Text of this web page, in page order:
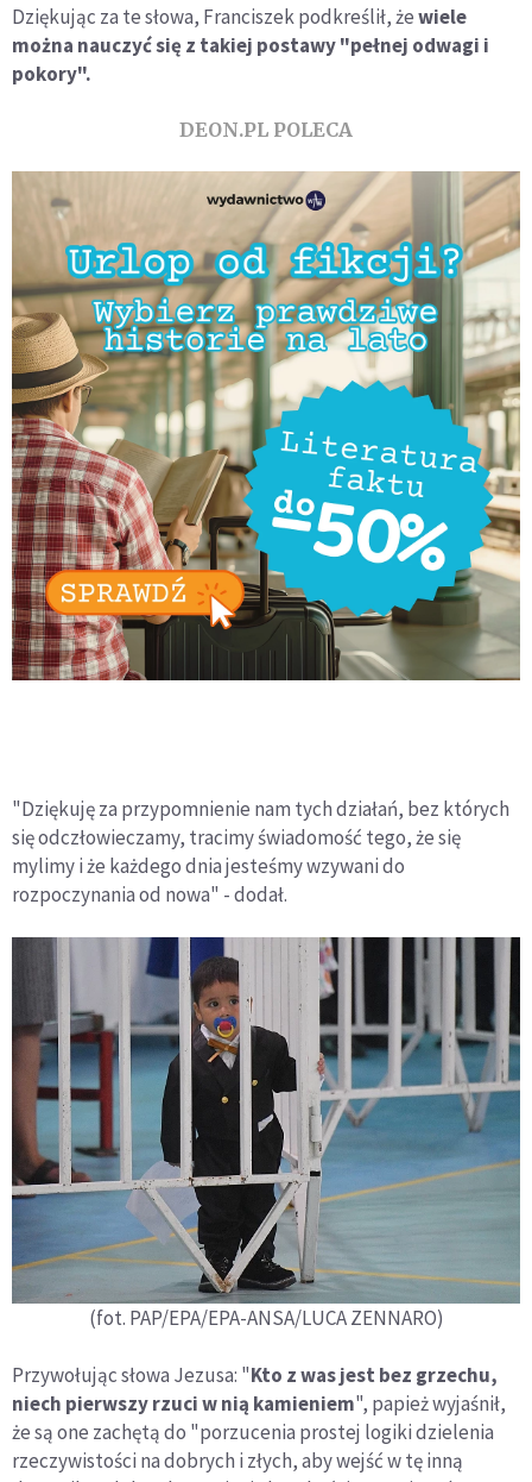
Dziękując za te słowa, Franciszek podkreślił, żewiele
można nauczyć się z takiej postawy "pełnej odwagi i
pokory".
DEON.PL POLECA
"Dziękuję za przypomnienie nam tych działań, bez których
się odczłowieczamy, tracimy świadomość tego, że się
mylimy i że każdego dnia jesteśmy wzywani do
rozpoczynania od nowa" - dodał.
(fot. PAP/EPA/EPA-ANSA/LUCA ZENNARO)
Przywołując słowa Jezusa: "Kto z was jest bez grzechu,
niech pierwszy rzuci w nią kamieniem", papież wyjaśnił,
że są one zachętą do "porzucenia prostej logiki dzielenia
rzeczywistości na dobrych i złych, aby wejść w tę inną